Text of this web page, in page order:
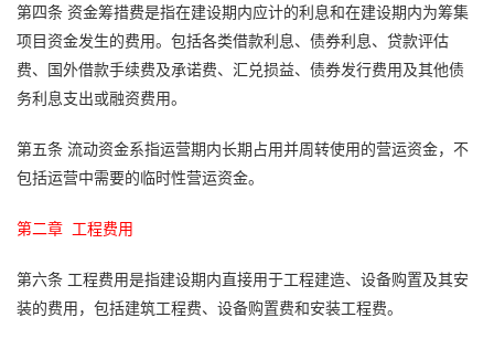
第四条 资金筹措费是指在建设期内应计的利息和在建设期内为筹集
项目资金发生的费用。包括各类借款利息、债券利息、贷款评估
费、国外借款手续费及承诺费、汇兑损益、债券发行费用及其他债
务利息支出或融资费用。
第五条 流动资金系指运营期内长期占用并周转使用的营运资金，不
包括运营中需要的临时性营运资金。
第二章 工程费用
第六条 工程费用是指建设期内直接用于工程建造、设备购置及其安
装的费用，包括建筑工程费、设备购置费和安装工程费。